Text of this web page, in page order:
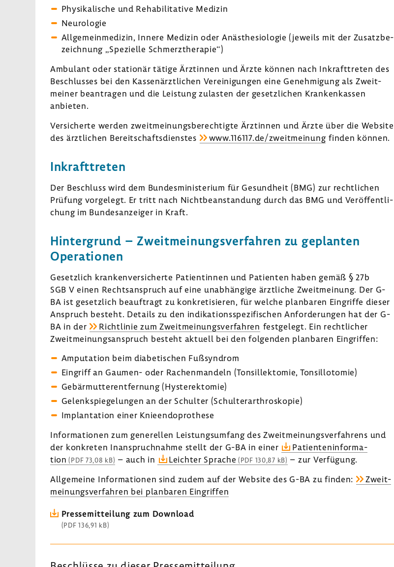
Physi­ka­li­sche und Reha­bi­li­ta­tive Medizin
Neuro­logie
Allge­mein­me­dizin, Innere Medizin oder Anäs­the­sio­logie (jeweils mit der Zusatz­be­
zeich­nung „Spezi­elle Schmerz­the­rapie“)
Ambu­lant oder stationär tätige Ärztinnen und Ärzte können nach Inkraft­treten des
Beschlusses bei den Kassen­ärzt­li­chen Verei­ni­gungen eine Geneh­mi­gung als Zweit­
meiner bean­tragen und die Leis­tung zulasten der gesetz­li­chen Kran­ken­kassen
anbieten.
Versi­cherte werden zweit­mei­nungs­be­rech­tigte Ärztinnen und Ärzte über die Website
des ärzt­li­chen Bereit­schafts­dienstes
www.116117.de/zweit­mei­nung finden können.
Inkraft­treten
Der Beschluss wird dem Bundes­mi­nis­te­rium für Gesund­heit (BMG) zur recht­li­chen
Prüfung vorge­legt. Er tritt nach Nicht­be­an­stan­dung durch das BMG und Veröf­fent­li­
chung im Bundes­an­zeiger in Kraft.
Hinter­grund – Zweit­mei­nungs­ver­fahren zu geplanten
Opera­tionen
Gesetz­lich kran­ken­ver­si­cherte Pati­en­tinnen und Pati­enten haben gemäß § 27b
SGB V einen Rechts­an­spruch auf eine unab­hän­gige ärzt­liche Zweit­mei­nung. Der G-
BA ist gesetz­lich beauf­tragt zu konkre­ti­sieren, für welche plan­baren Eingriffe dieser
Anspruch besteht. Details zu den indi­ka­ti­ons­spe­zi­fi­schen Anfor­de­rungen hat der G-
BA in der
Richt­linie zum Zweit­mei­nungs­ver­fahren fest­ge­legt. Ein recht­li­cher
Zweit­mei­nungs­an­spruch besteht aktuell bei den folgenden plan­baren Eingriffen:
Ampu­ta­tion beim diabe­ti­schen Fußsyn­drom
Eingriff an Gaumen- oder Rachen­man­deln (Tonsil­lek­tomie, Tonsil­lo­tomie)
Gebär­mut­ter­ent­fer­nung (Hyste­rek­tomie)
Gelenk­spie­ge­lungen an der Schulter (Schul­ter­ar­thro­skopie)
Implan­ta­tion einer Knie­en­do­pro­these
Infor­ma­tionen zum gene­rellen Leis­tungs­um­fang des Zweit­mei­nungs­ver­fah­rens und
der konkreten Inan­spruch­nahme stellt der G-BA in einer
Pati­en­ten­in­for­ma­
tion (PDF 73,08 kB) – auch in Leichter Sprache (PDF 130,87 kB) – zur Verfü­gung.
Allge­meine Infor­ma­tionen sind zudem auf der Website des G-BA zu finden:
Zweit­
mei­nungs­ver­fahren bei plan­baren Eingriffen
Pres­se­mit­tei­lung zum Down­load
(PDF 136,91 kB)